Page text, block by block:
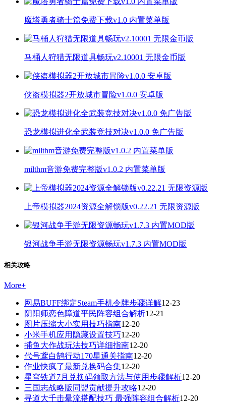
魔塔勇者骑士篇免费下载v1.0 内置菜单版
马桶人狩猎无限道具畅玩v2.10001 无限金币版
侠盗模拟器2开放城市冒险v1.0.0 安卓版
恐龙模拟进化全武装竞技对决v1.0.0 免广告版
milthm音游免费完整版v1.0.2 内置菜单版
上帝模拟器2024资源全解锁版v0.22.21 无限资源版
银河战争手游无限资源畅玩v1.7.3 内置MOD版
相关攻略
More+
网易BUFF绑定Steam手机令牌步骤详解12-23
阴阳师恋色障道平民阵容组合解析12-21
图片压缩大小实用技巧指南12-20
小米手机应用隐藏设置技巧12-20
捕鱼大作战玩法技巧详细指南12-20
代号鸢白鹄行动170星通关指南12-20
作业快疯了最新兑换码合集12-20
星穹铁道7月兑换码领取方法与使用步骤解析12-20
三国志战略版同盟贡献提升攻略12-20
寻道大千击晕流搭配技巧 最强阵容组合解析12-20